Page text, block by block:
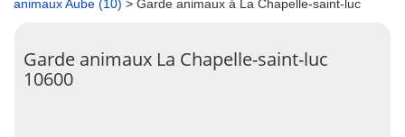
animaux Aube (10) > Garde animaux à La Chapelle-saint-luc
Garde animaux La Chapelle-saint-luc
10600